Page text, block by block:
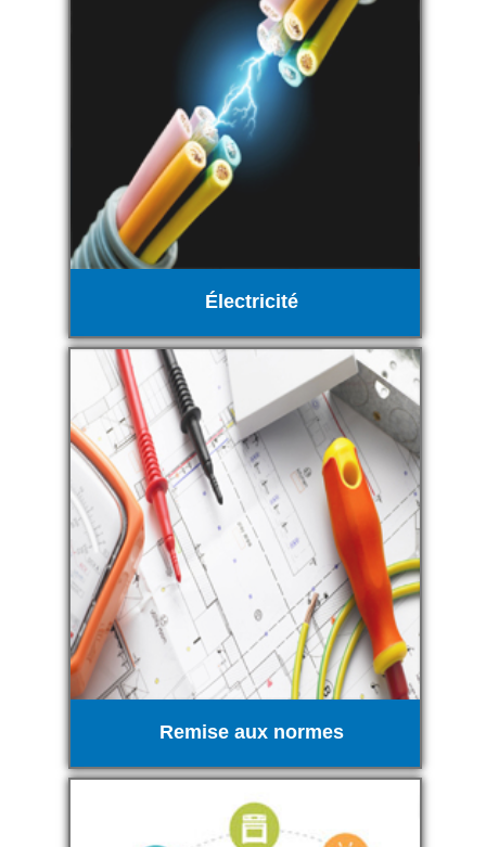
Électricité
Remise aux normes